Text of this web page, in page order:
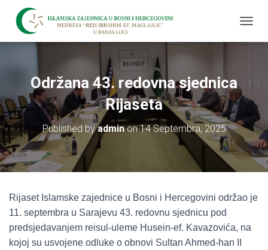
O
E
N
G
A
N
Održana 43. redovna sjednica
Rijaseta
Published byadminon14 Septembra, 2025
Rijaset Islamske zajednice u Bosni i Hercegovini održao je
11. septembra u Sarajevu 43. redovnu sjednicu pod
predsjedavanjem reisul-uleme Husein-ef. Kavazovića, na
kojoj su usvojene odluke o obnovi Sultan Ahmed-han II